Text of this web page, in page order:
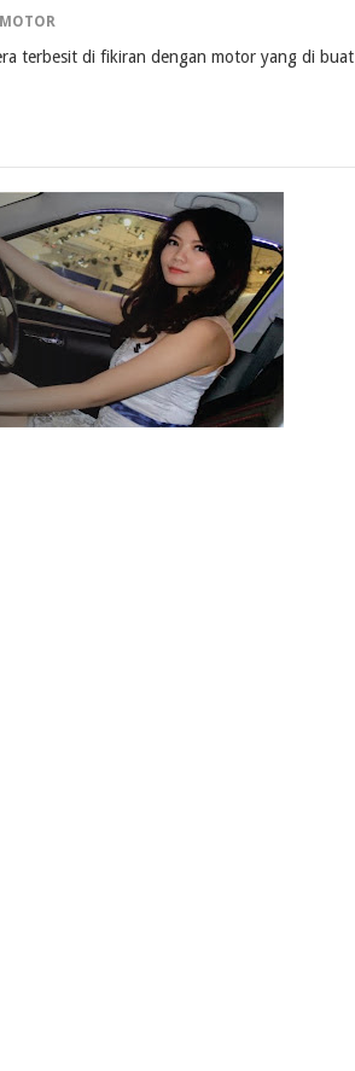
MOTOR
terbesit di fikiran dengan motor yang di buat